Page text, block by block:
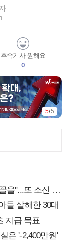
후속기사 원해요
0
5/5
또 소신 발언
들 살해한 30대
지급 목표
은 '-2,400만원'